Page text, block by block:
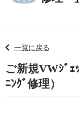
一覧に戻る
ご新規VWｼﾞｪ
ﾆﾝｸﾞ修理）